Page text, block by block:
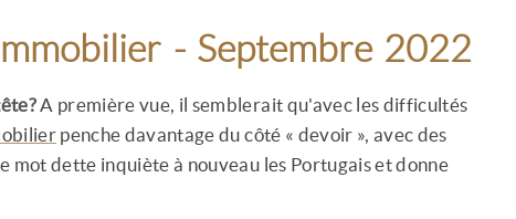
- Septembre 2022
A première vue, il semblerait qu'avec les difficultés
penche davantage du côté « devoir », avec des
dette inquiète à nouveau les Portugais et donne